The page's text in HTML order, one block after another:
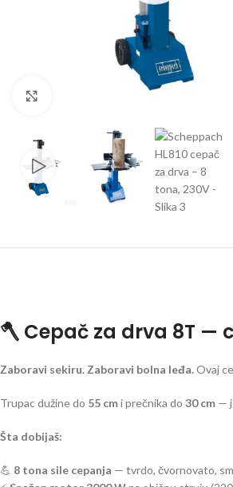
🪓 Cepač za drva 8T —
Zaboravi sekiru. Zaboravi bolna leđa.Ovaj
Trupac dužine do 55 cmi prečnika do 30 cm —
Šta dobijaš:
💪 8 tona sile cepanja — tvrdo, čvornovato,